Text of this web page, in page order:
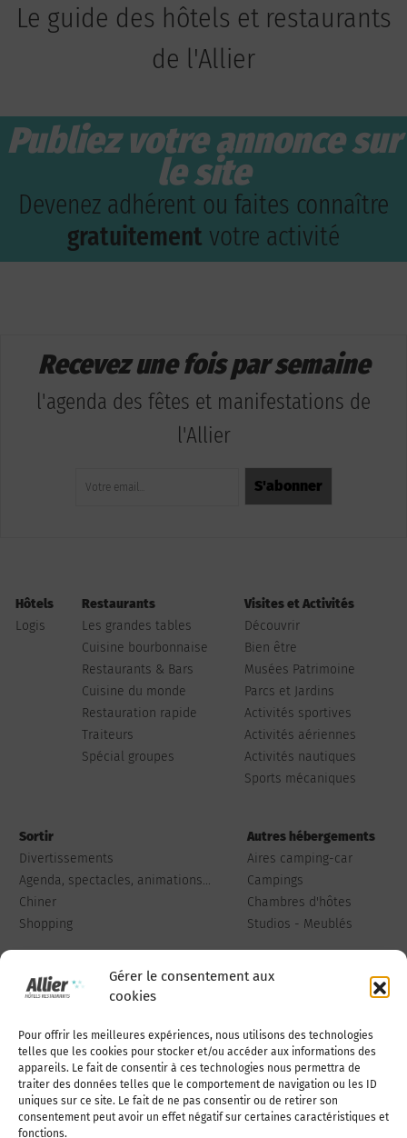
Gérer le consentement aux
cookies
Pour offrir les meilleures expériences, nous utilisons des technologies
telles que les cookies pour stocker et/ou accéder aux informations des
appareils. Le fait de consentir à ces technologies nous permettra de
traiter des données telles que le comportement de navigation ou les ID
uniques sur ce site. Le fait de ne pas consentir ou de retirer son
consentement peut avoir un effet négatif sur certaines caractéristiques et
fonctions.
Le guide des hôtels et restaurants
de l'Allier
Publiez votre annonce sur
le site
Devenez adhérent ou faites connaître
gratuitement votre activité
Recevez une fois par semaine
l'agenda des fêtes et manifestations de
l'Allier
Hôtels
Logis
Restaurants
Les grandes tables
Cuisine bourbonnaise
Restaurants & Bars
Cuisine du monde
Restauration rapide
Traiteurs
Spécial groupes
Visites et Activités
Découvrir
Bien être
Musées Patrimoine
Parcs et Jardins
Activités sportives
Activités aériennes
Activités nautiques
Sports mécaniques
Sortir
Divertissements
Agenda, spectacles, animations...
Chiner
Shopping
Autres hébergements
Aires camping-car
Campings
Chambres d'hôtes
Studios - Meublés
Qui sommes-nous Publiez votre annonce
Adhérer à l’association Nous contacter